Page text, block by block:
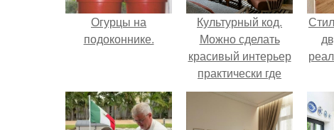
Огурцы на
подоконнике.
Культурный код.
Можно сделать
красивый интерьер
практически где
угодно.